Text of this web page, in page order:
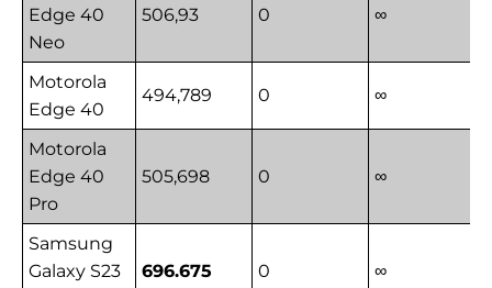
Edge 40
Neo
506,93 0 ∞
Motorola
Edge 40
494,789 0 ∞
Motorola
Edge 40
Pro
505,698 0 ∞
Samsung
Galaxy S23
696.675 0 ∞